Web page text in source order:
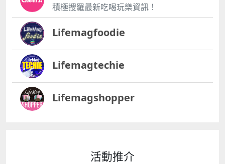
積極搜羅最新吃喝玩樂資訊！
Lifemagfoodie
Lifemagtechie
Lifemagshopper
活動推介